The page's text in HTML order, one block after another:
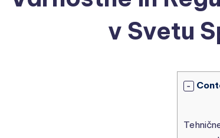
v Svetu